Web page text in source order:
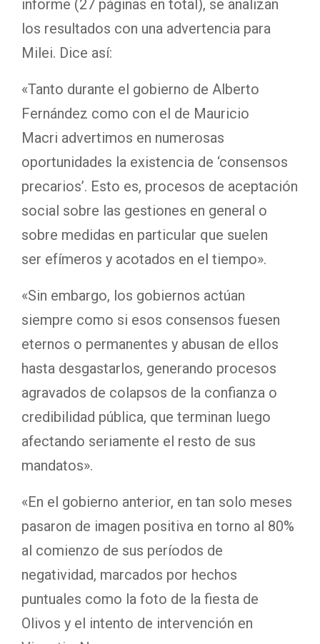
informe (27 páginas en total), se analizan
los resultados con una advertencia para
Milei. Dice así:
«Tanto durante el gobierno de Alberto
Fernández como con el de Mauricio
Macri advertimos en numerosas
oportunidades la existencia de ‘consensos
precarios’. Esto es, procesos de aceptación
social sobre las gestiones en general o
sobre medidas en particular que suelen
ser efímeros y acotados en el tiempo».
«Sin embargo, los gobiernos actúan
siempre como si esos consensos fuesen
eternos o permanentes y abusan de ellos
hasta desgastarlos, generando procesos
agravados de colapsos de la confianza o
credibilidad pública, que terminan luego
afectando seriamente el resto de sus
mandatos».
«En el gobierno anterior, en tan solo meses
pasaron de imagen positiva en torno al 80%
al comienzo de sus períodos de
negatividad, marcados por hechos
puntuales como la foto de la fiesta de
Olivos y el intento de intervención en